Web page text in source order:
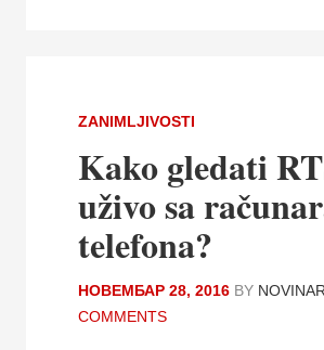
ZANIMLJIVOSTI
Kako gledati
uživo sa
telefona?
НОВЕМБАР 28, 2016 BY
COMMENTS